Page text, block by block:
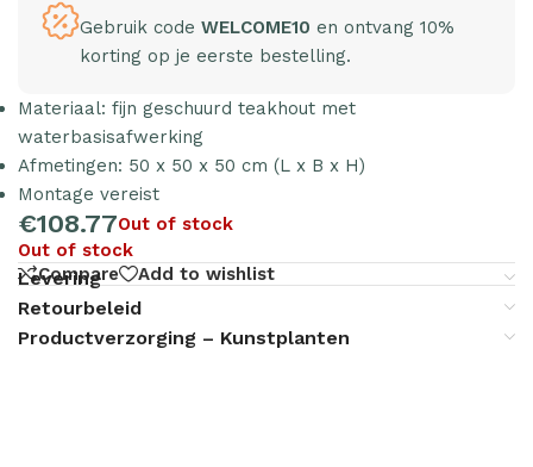
Gebruik code WELCOME10 en ontvang 10%
korting op je eerste bestelling.
Materiaal: fijn geschuurd teakhout met
waterbasisafwerking
Afmetingen: 50 x 50 x 50 cm (L x B x H)
Montage vereist
€108.77Out of stock
Out of stock
Compare
Add to wishlist
Levering
Retourbeleid
Productverzorging – Kunstplanten